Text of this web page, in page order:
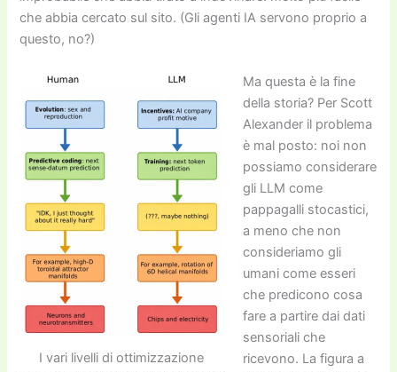
che abbia cercato sul sito. (Gli agenti IA servono proprio a
questo, no?)
I vari livelli di ottimizzazione
Ma questa è la fine
della storia? Per Scott
Alexander il problema
è mal posto: noi non
possiamo considerare
gli LLM come
pappagalli stocastici,
a meno che non
consideriamo gli
umani come esseri
che predicono cosa
fare a partire dai dati
sensoriali che
ricevono. La figura a